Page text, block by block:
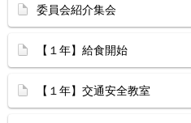
委員会紹介集会
【１年】給食開始
【１年】交通安全教室